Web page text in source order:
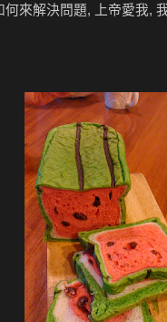
來解決問題, 上帝愛我,